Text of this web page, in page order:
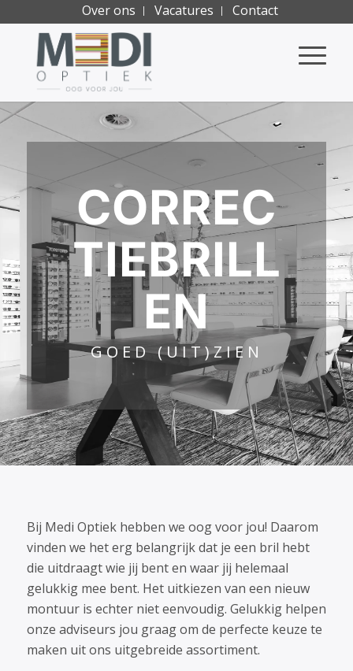
Over ons Vacatures Contact
CORREC
TIEBRILL
EN
GOED (UIT)ZIEN
Bij Medi Optiek hebben we oog voor jou! Daarom
vinden we het erg belangrijk dat je een bril hebt
die uitdraagt wie jij bent en waar jij helemaal
gelukkig mee bent. Het uitkiezen van een nieuw
montuur is echter niet eenvoudig. Gelukkig helpen
onze adviseurs jou graag om de perfecte keuze te
maken uit ons uitgebreide assortiment.